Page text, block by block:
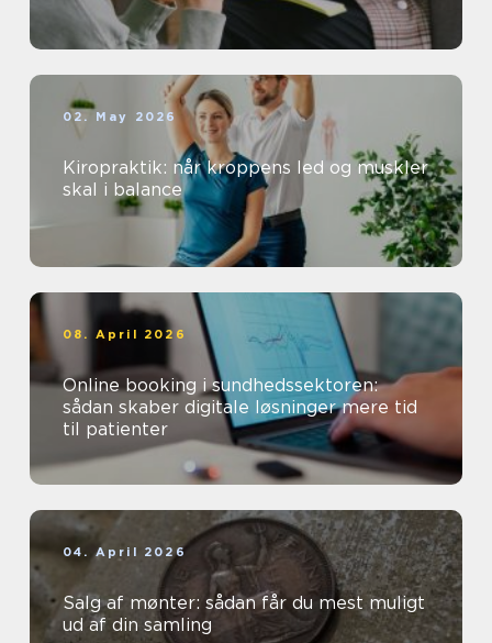
02. May 2026
Kiropraktik: når kroppens led og muskler
skal i balance
08. April 2026
Online booking i sundhedssektoren:
sådan skaber digitale løsninger mere tid
til patienter
04. April 2026
Salg af mønter: sådan får du mest muligt
ud af din samling